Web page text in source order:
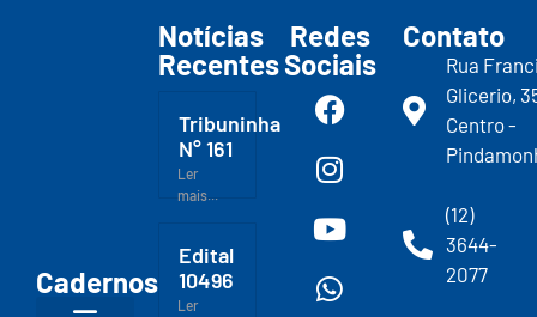
Cadernos
Notícias
Recentes
Tribuninha
N° 161
Ler
mais...
Edital
10496
Ler
Redes
Sociais
Contato
Rua
Glicerio,
Centro -
(12)
3644-
2077